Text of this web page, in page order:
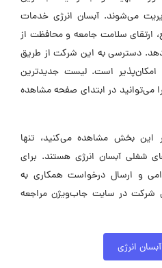
می‌شوند. آبسان انرژی خدمات
ارتقای سلامت جامعه و محافظت از
دسترسی به این شرکت از طریق
امکان‌پذیر است. لیست جدیدترین
می‌توانید در ابتدای صفحه مشاهده
بخش مشاهده می‌کنید، تنها
شغلی آبسان انرژی هستند. برای
و ارسال درخواست همکاری به
شرکت در سایت جاب‌ویژن مراجعه
انرژی